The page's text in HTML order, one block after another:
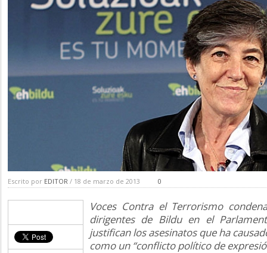
Escrito por EDITOR / 18 de marzo de 2013 0
Voces Contra el Terrorismo
dirigentes de Bildu en el
justifican los asesinatos que ha
como un “conflicto político de